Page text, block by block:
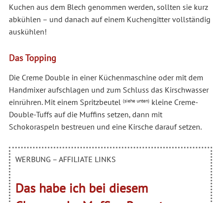
Kuchen aus dem Blech genommen werden, sollten sie kurz
abkühlen – und danach auf einem Kuchengitter vollständig
auskühlen!
Das Topping
Die Creme Double in einer Küchenmaschine oder mit dem
Handmixer aufschlagen und zum Schluss das Kirschwasser
einrühren. Mit einem Spritzbeutel (siehe unten)kleine Creme-
Double-Tuffs auf die Muffins setzen, dann mit
Schokoraspeln bestreuen und eine Kirsche darauf setzen.
WERBUNG – AFFILIATE LINKS
Das habe ich bei diesem